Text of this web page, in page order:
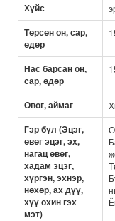
Хүйс
Төрсөн он, сар,
өдөр
Нас барсан он,
сар, өдөр
Овог, аймаг
Гэр бүл (Эцэг,
өвөг эцэг, эх,
нагац өвөг,
хадам эцэг,
хүргэн, эхнэр,
нөхөр, ах дүү,
хүү охин гэх
мэт)